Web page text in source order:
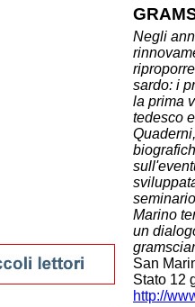
Negli
sardo: i
la prima
tedesco
Marino
un
San
Stato 12
http://